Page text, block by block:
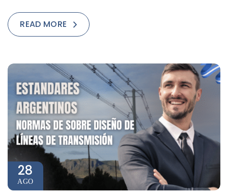
READ MORE
28
AGO